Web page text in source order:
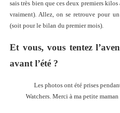
sais très bien que ces deux premiers
vraiment). Allez, on se retrouve pour
(soit pour le bilan du premier mois).
Et vous, vous tentez
avant l’été ?
Les photos ont été prises
Watchers. Merci à ma petite